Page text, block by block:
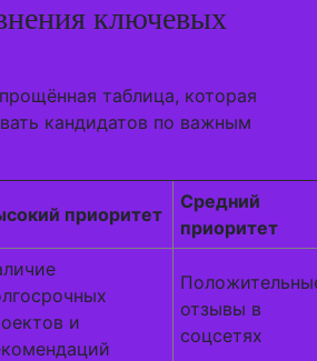
ключевых
таблица, которая
кандидатов по важным
приоритет
Средний
приоритет
и
отзывы в
соцсетях